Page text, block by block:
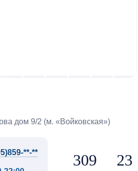
дом 9/2 (м. «Войковская»)
**-** 309 23